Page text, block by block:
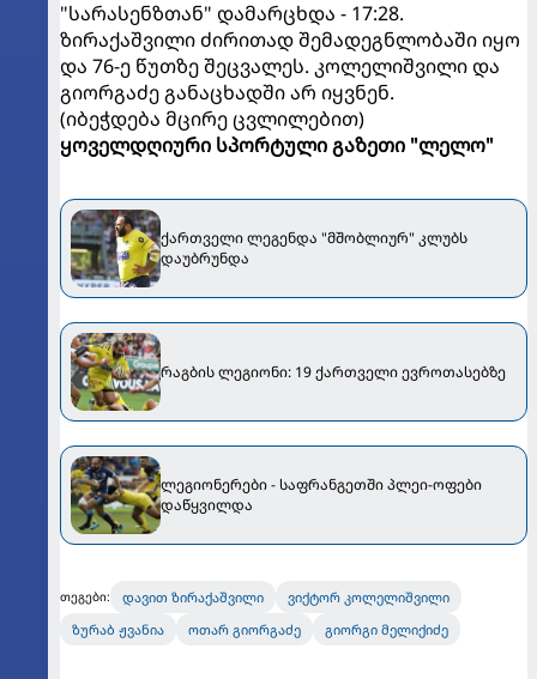
"სარასენზთან" დამარცხდა - 17:28.
ზირაქაშვილი ძირითად შემადეგნლობაში იყო
და 76-ე წუთზე შეცვალეს. კოლელიშვილი და
გიორგაძე განაცხადში არ იყვნენ.
(იბეჭდება მცირე ცვლილებით)
ყოველდღიური სპორტული გაზეთი "ლელო"
ქართველი ლეგენდა "მშობლიურ" კლუბს
დაუბრუნდა
რაგბის ლეგიონი: 19 ქართველი ევროთასებზე
ლეგიონერები - საფრანგეთში პლეი-ოფები
დაწყვილდა
თეგები: დავით ზირაქაშვილი
ვიქტორ კოლელიშვილი
ზურაბ ჟვანია
ოთარ გიორგაძე გიორგი მელიქიძე